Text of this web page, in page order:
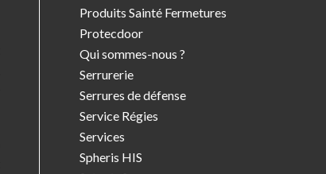
Produits Sainté Fermetures
Protecdoor
Qui sommes-nous ?
Serrurerie
Serrures de défense
Service Régies
Services
Spheris HIS